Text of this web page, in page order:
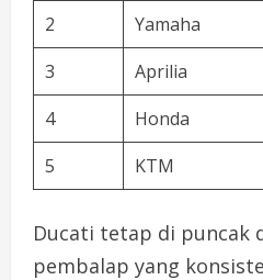
2
Yamaha
3
Aprilia
4
Honda
5
KTM
Ducati tetap di puncak
pembalap yang